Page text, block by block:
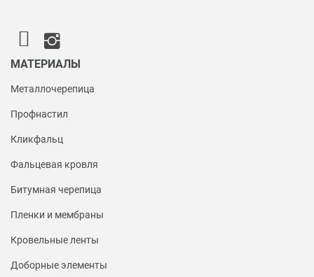
МАТЕРИАЛЫ
Металлочерепица
Профнастил
Кликфальц
Фальцевая кровля
Битумная черепица
Пленки и мембраны
Кровельные ленты
Доборные элементы